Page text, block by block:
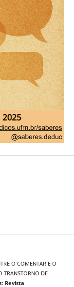
O COMENTAR E O
TRANSTORNO DE
Revista